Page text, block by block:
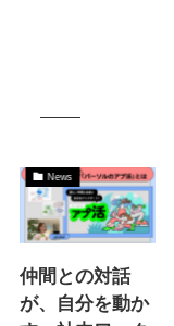
News
仲間との対話
が、自分を動か